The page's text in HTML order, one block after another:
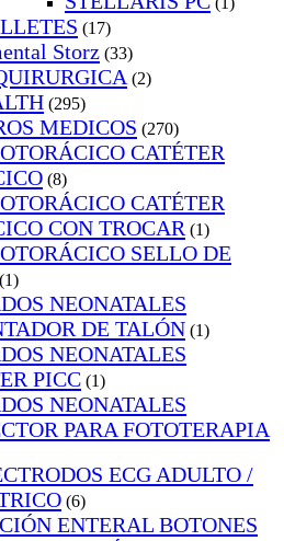
(17)
Storz (33)
(2)
(295)
MEDICOS (270)
CATÉTER
(8)
CATÉTER
CON TROCAR (1)
SELLO DE
(1)
NEONATALES
DE TALÓN (1)
NEONATALES
PICC (1)
NEONATALES
PARA FOTOTERAPIA
ECG ADULTO /
(6)
ENTERAL BOTONES